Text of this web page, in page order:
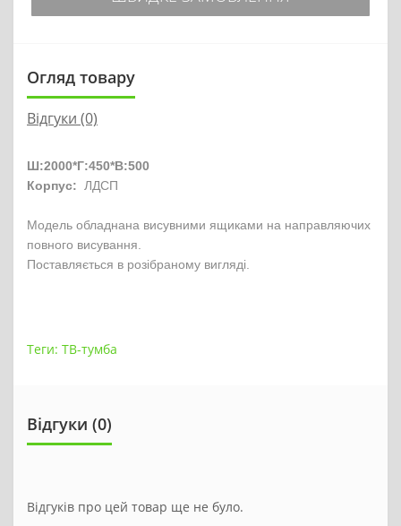
Огляд товару
Відгуки (0)
Ш:2000*Г:450*В:500
Корпус: ЛДСП
Модель обладнана висувними ящиками на направляючих
повного висування.
Поставляється в розібраному вигляді.
Теги: ТВ-тумба
Відгуки (0)
Відгуків про цей товар ще не було.